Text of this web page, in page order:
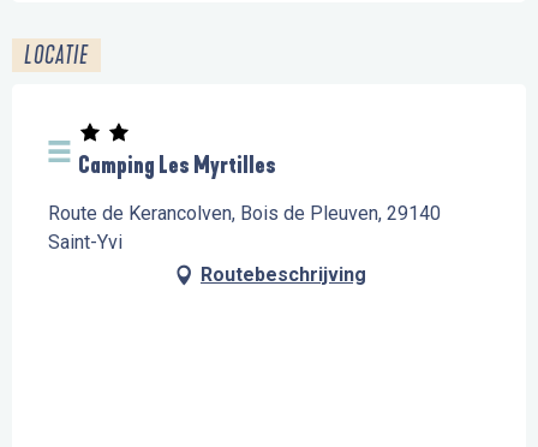
LOCATIE
Camping Les Myrtilles
Route de Kerancolven, Bois de Pleuven, 29140
Saint-Yvi
Routebeschrijving